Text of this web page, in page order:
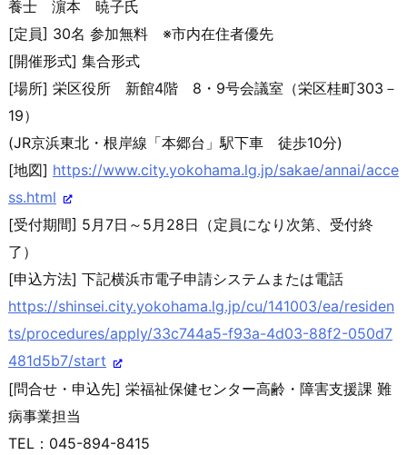
養士 濵本 暁子氏
[定員] 30名 参加無料 ※市内在住者優先
[開催形式] 集合形式
[場所] 栄区役所 新館4階 8・9号会議室（栄区桂町303－
19）
(JR京浜東北・根岸線「本郷台」駅下車 徒歩10分)
[地図] https://www.city.yokohama.lg.jp/sakae/annai/acce
ss.html
[受付期間] 5月7日～5月28日（定員になり次第、受付終
了）
[申込方法] 下記横浜市電子申請システムまたは電話
https://shinsei.city.yokohama.lg.jp/cu/141003/ea/residen
ts/procedures/apply/33c744a5-f93a-4d03-88f2-050d7
481d5b7/start
[問合せ・申込先] 栄福祉保健センター高齢・障害支援課 難
病事業担当
TEL：045-894-8415